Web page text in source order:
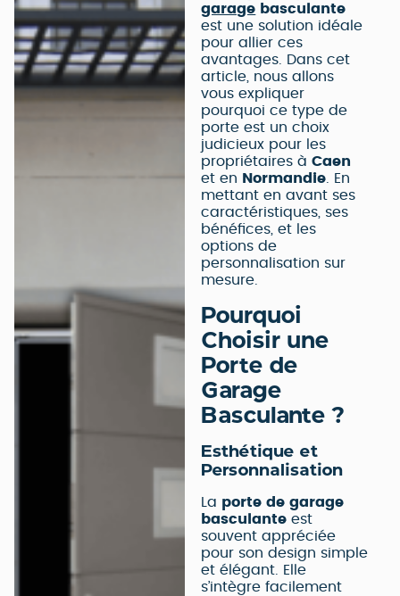
garage basculante
est une solution idéale
pour allier ces
avantages. Dans cet
article, nous allons
vous expliquer
pourquoi ce type de
porte est un choix
judicieux pour les
propriétaires àCaen
et en
Normandie . En
mettant en avant ses
caractéristiques, ses
bénéfices, et les
options de
personnalisation sur
mesure.
Pourquoi
Choisir une
Porte de
Garage
Basculante ?
Esthétique et
Personnalisation
La porte de garage
basculante est
souvent appréciée
pour son design simple
et élégant. Elle
s’intègre facilement